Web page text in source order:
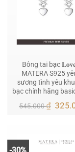
Bông tai bạc
MATERA S925
sương tình yêu
bạc chính hãng
545.000₫ Giá